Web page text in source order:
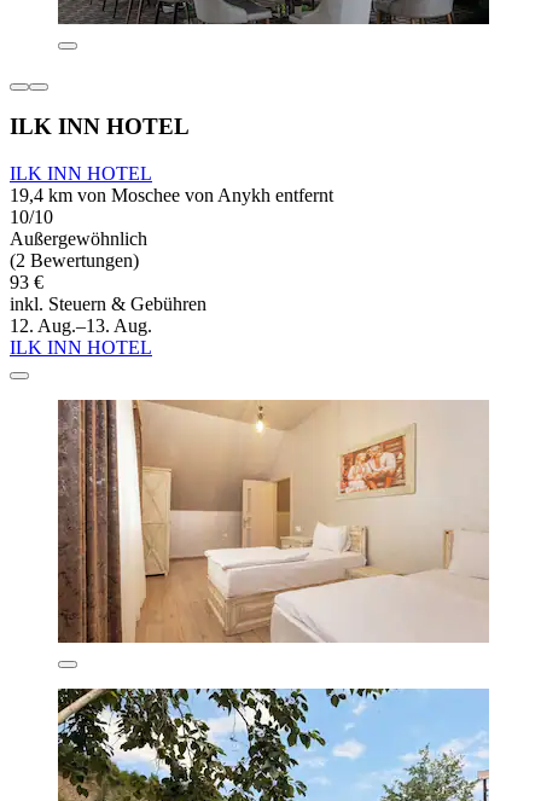
ILK INN HOTEL
ILK INN HOTEL
19,4 km von Moschee von Anykh entfernt
10/10
Außergewöhnlich
(2 Bewertungen)
93 €
inkl. Steuern & Gebühren
12. Aug.–13. Aug.
ILK INN HOTEL